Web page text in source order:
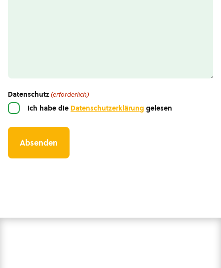
Datenschutz(erforderlich)
Ich habe die Datenschutzerklärung gelesen